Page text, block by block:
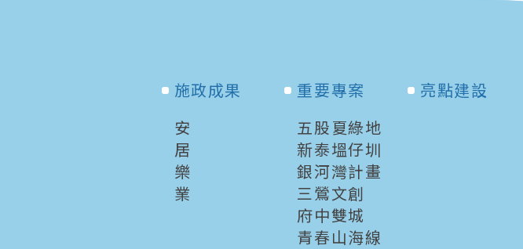
施政成果
安
居
樂
業
重要專案
五股夏綠地
新泰塭仔圳
銀河灣計畫
三鶯文創
府中雙城
青春山海線
亮點建設